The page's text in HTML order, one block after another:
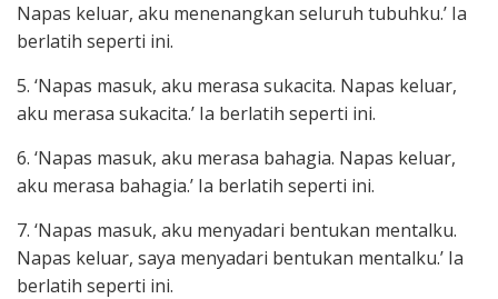
Napas keluar, aku menenangkan seluruh tubuhku.’ Ia
berlatih seperti ini.
5. ‘Napas masuk, aku merasa sukacita. Napas keluar,
aku merasa sukacita.’ Ia berlatih seperti ini.
6. ‘Napas masuk, aku merasa bahagia. Napas keluar,
aku merasa bahagia.’ Ia berlatih seperti ini.
7. ‘Napas masuk, aku menyadari bentukan mentalku.
Napas keluar, saya menyadari bentukan mentalku.’ Ia
berlatih seperti ini.